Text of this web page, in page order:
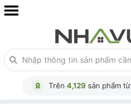
Trên 4,129 sản phẩm từ